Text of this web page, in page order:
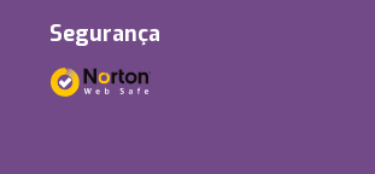
Segurança